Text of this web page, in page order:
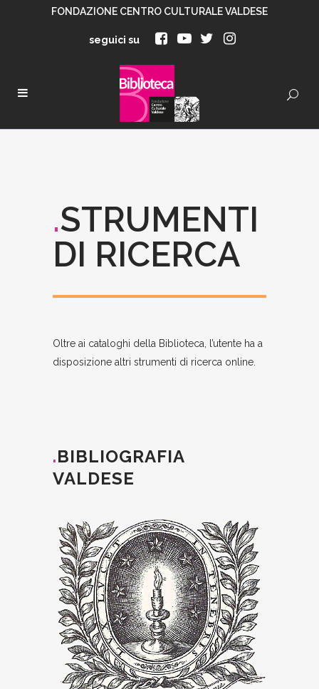
FONDAZIONE CENTRO CULTURALE VALDESE
seguici su
.STRUMENTI
DI RICERCA
Oltre ai cataloghi della Biblioteca, l’utente ha a
disposizione altri strumenti di ricerca online.
.BIBLIOGRAFIA
VALDESE